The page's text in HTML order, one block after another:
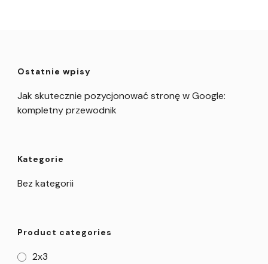
Ostatnie wpisy
Jak skutecznie pozycjonować stronę w Google:
kompletny przewodnik
Kategorie
Bez kategorii
Product categories
2x3